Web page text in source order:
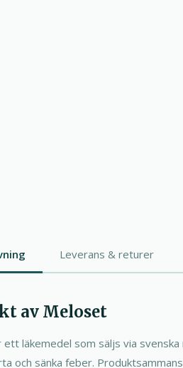
Leverans & returer
av Meloset
ett läkemedel som säljs via
och sänka feber.